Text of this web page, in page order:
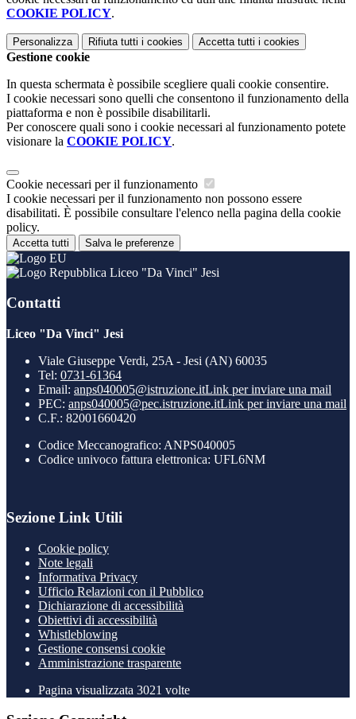
COOKIE POLICY.
Personalizza Rifiuta tutti i cookies Accetta tutti i cookies
Gestione cookie
In questa schermata è possibile scegliere quali cookie consentire.
I cookie necessari sono quelli che consentono il funzionamento della
piattaforma e non è possibile disabilitarli.
Per conoscere quali sono i cookie necessari al funzionamento potete
visionare la COOKIE POLICY.
Cookie necessari per il funzionamento
I cookie necessari per il funzionamento non possono essere
disabilitati. È possibile consultare l'elenco nella pagina della cookie
policy.
Accetta tutti Salva le preferenze
Liceo "Da Vinci" Jesi
Contatti
Liceo "Da Vinci" Jesi
Viale Giuseppe Verdi, 25A - Jesi (AN) 60035
Tel: 0731-61364
Email: anps040005@istruzione.itLink per inviare una mail
PEC: anps040005@pec.istruzione.itLink per inviare una mail
C.F.: 82001660420
Codice Meccanografico: ANPS040005
Codice univoco fattura elettronica: UFL6NM
Sezione Link Utili
Cookie policy
Note legali
Informativa Privacy
Ufficio Relazioni con il Pubblico
Dichiarazione di accessibilità
Obiettivi di accessibilità
Whistleblowing
Gestione consensi cookie
Amministrazione trasparente
Pagina visualizzata 3021 volte